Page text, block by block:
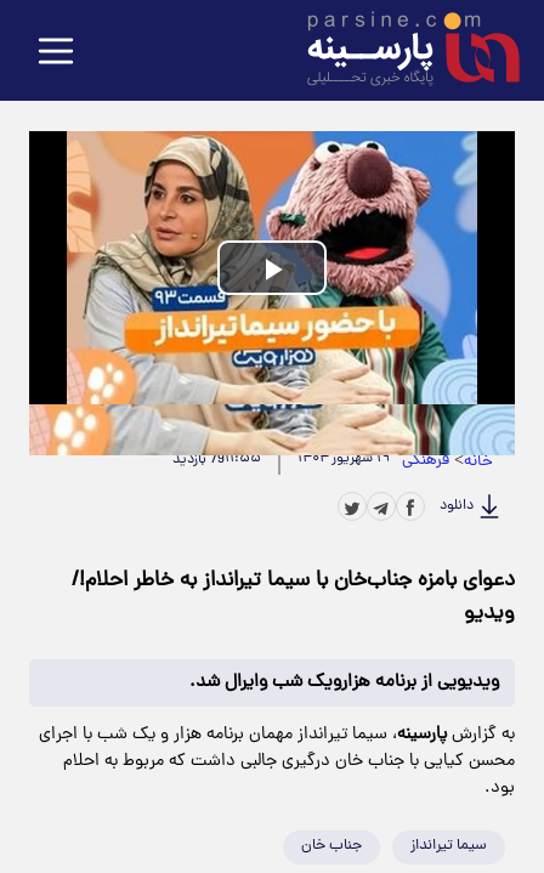
Play
Video
حجم ویدیو: 4.04M |مدت زمان ویدیو: 00:00:27
خانه>فرهنگی ۱۹ شهریور ۱۴۰۴ ۱۱:۵۵79 بازدید
دانلود
دعوای بامزه جناب‌خان با سیما تیرانداز به خاطر احلام!/
ویدیو
ویدیویی از برنامه هزارویک شب وایرال شد.
به گزارشپارسینه، سیما تیرانداز مهمان برنامه هزار و یک شب با اجرای
محسن کیایی با جناب خان درگیری جالبی داشت که مربوط به احلام
بود.
سیما تیرانداز جناب خان